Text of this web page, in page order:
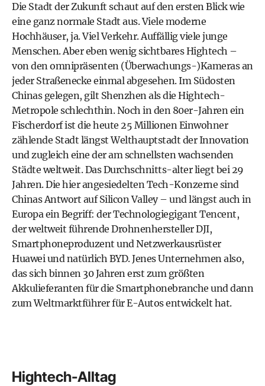
Die Stadt der Zukunft schaut auf den ersten Blick wie
eine ganz normale Stadt aus. Viele moderne
Hochhäuser, ja. Viel Verkehr. Auffällig viele junge
Menschen. Aber eben wenig sichtbares Hightech –
von den omnipräsenten (Überwachungs-)Kameras an
jeder Straßenecke einmal abgesehen. Im Südosten
Chinas gelegen, gilt Shenzhen als die Hightech-
Metropole schlechthin. Noch in den 80er-Jahren ein
Fischerdorf ist die heute 25 Millionen Einwohner
zählende Stadt längst Welthauptstadt der Innovation
und zugleich eine der am schnellsten wachsenden
Städte weltweit. Das Durchschnitts-alter liegt bei 29
Jahren. Die hier angesiedelten Tech-Konzerne sind
Chinas Antwort auf Silicon Valley – und längst auch in
Europa ein Begriff: der Technologiegigant Tencent,
der weltweit führende Drohnenhersteller DJI,
Smartphoneproduzent und Netzwerkausrüster
Huawei und natürlich BYD. Jenes Unternehmen also,
das sich binnen 30 Jahren erst zum größten
Akkulieferanten für die Smartphonebranche und dann
zum Weltmarktführer für E-Autos entwickelt hat.
Hightech-Alltag